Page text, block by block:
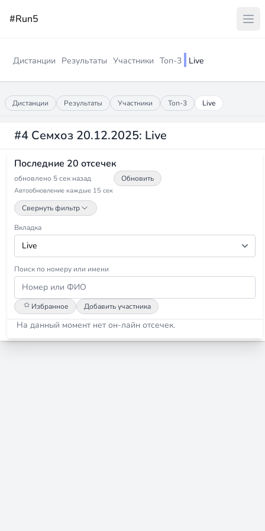
#Run5
Дистанции Результаты Участники Топ-3 Live
Дистанции Результаты Участники Топ-3 Live
#4 Семхоз 20.12.2025: Live
Последние 20 отсечек
обновлено 5 сек назад Обновить
Автообновление каждые 15 сек
Свернуть фильтр
Вкладка
Поиск по номеру или имени
Избранное Добавить участника
На данный момент нет он-лайн отсечек.